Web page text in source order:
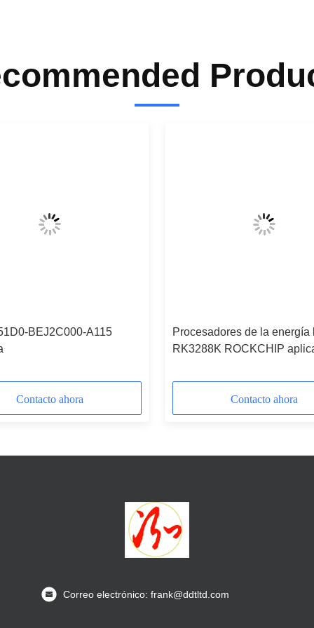
BEJ2C000-A115
Contacto ahora
Procesadores de la energía
RK3288K ROCKCHIP
videoconsola, control
Contacto ahora
Correo electrónico: frank@ddtltd.com